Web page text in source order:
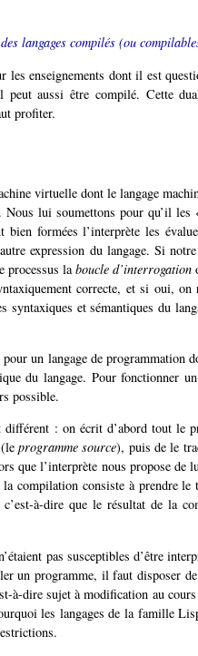
langages compilés (ou
les enseignements dont il est
aussi être compilé. Cette
profiter.
virtuelle dont le langage
Nous lui soumettons pour qu’il
formées l’interprète les
expression du langage. Si
processus laboucle d’interrogation
correcte, et si oui,
et sémantiques du
un langage de programmation
du langage. Pour fonctionner
possible.
: on écrit d’abord tout le
programme source), puis de le
que l’interprète nous propose
compilation consiste à prendre
c’est-à-dire que le résultat de la
pas susceptibles d’être
un programme, il faut disposer
à-dire sujet à modification au
les langages de la famille